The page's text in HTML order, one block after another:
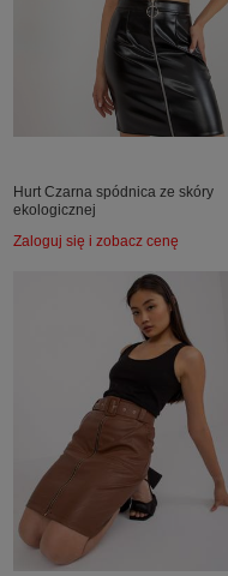
Hurt Czarna spódnica ze skóry
ekologicznej
Zaloguj się i zobacz cenę